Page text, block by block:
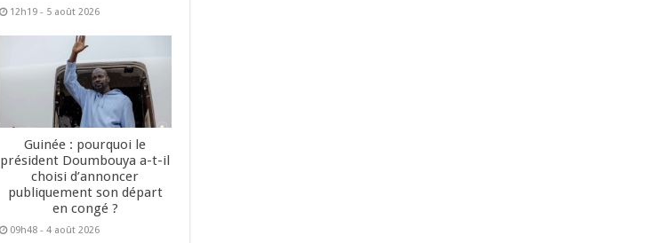
12h19 - 5 août 2026
Guinée : pourquoi le
président Doumbouya a-t-il
choisi d’annoncer
publiquement son départ
en congé ?
09h48 - 4 août 2026